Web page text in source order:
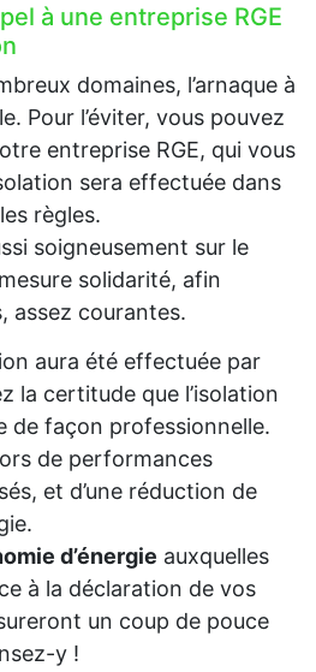
à une entreprise RGE
domaines, l’arnaque à
Pour l’éviter, vous pouvez
entreprise RGE, qui vous
sera effectuée dans
règles.
soigneusement sur le
solidarité, afin
assez courantes.
aura été effectuée par
la certitude que l’isolation
de façon professionnelle.
de performances
et d’une réduction de
d’énergie auxquelles
à la déclaration de vos
un coup de pouce
y !